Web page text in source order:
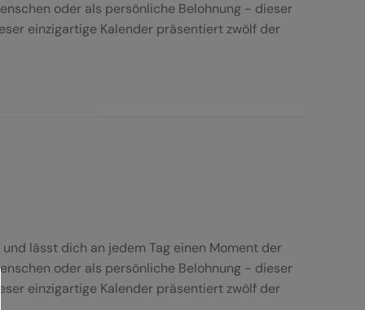
oder als persönliche Belohnung - dieser
einzigartige Kalender präsentiert zwölf der
lässt dich an jedem Tag einen Moment der
oder als persönliche Belohnung - dieser
einzigartige Kalender präsentiert zwölf der